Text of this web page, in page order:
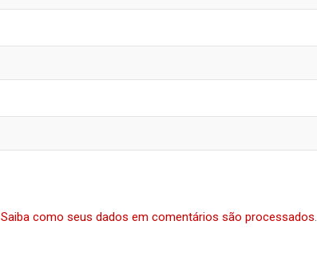
Saiba como seus dados em comentários são processados.